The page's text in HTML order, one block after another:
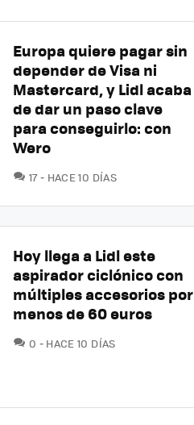
Europa quiere pagar sin
depender de Visa ni
Mastercard, y Lidl acaba
de dar un paso clave
para conseguirlo: con
Wero
17COMENTARIOS
HACE 10 DÍAS
Hoy llega a Lidl este
aspirador ciclónico con
múltiples accesorios por
menos de 60 euros
0 COMENTARIOS
HACE 10 DÍAS